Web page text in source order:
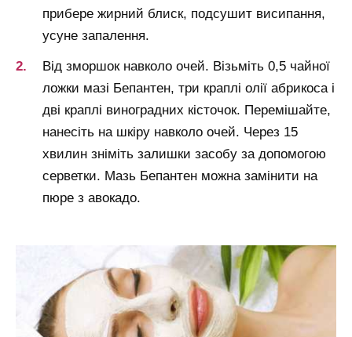
прибере жирний блиск, подсушит висипання,
усуне запалення.
Від зморшок навколо очей. Візьміть 0,5 чайної
ложки мазі Бепантен, три краплі олії абрикоса і
дві краплі виноградних кісточок. Перемішайте,
нанесіть на шкіру навколо очей. Через 15
хвилин зніміть залишки засобу за допомогою
серветки. Мазь Бепантен можна замінити на
пюре з авокадо.